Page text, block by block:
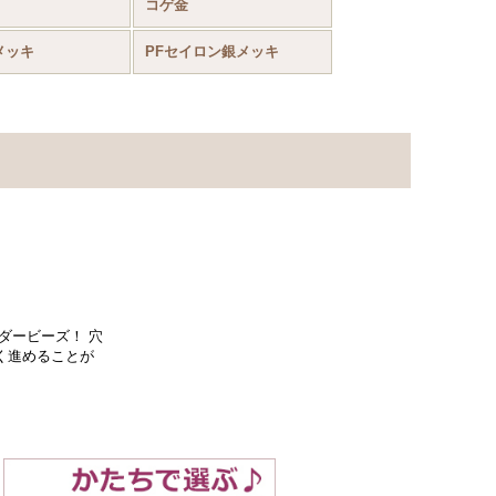
コゲ金
ッキ PFセイロン銀メッキ
ービーズ！ 穴
進めることが